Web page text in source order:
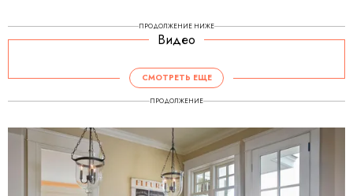
ПРОДОЛЖЕНИЕ НИЖЕ
Видео
СМОТРЕТЬ ЕЩЕ
ПРОДОЛЖЕНИЕ